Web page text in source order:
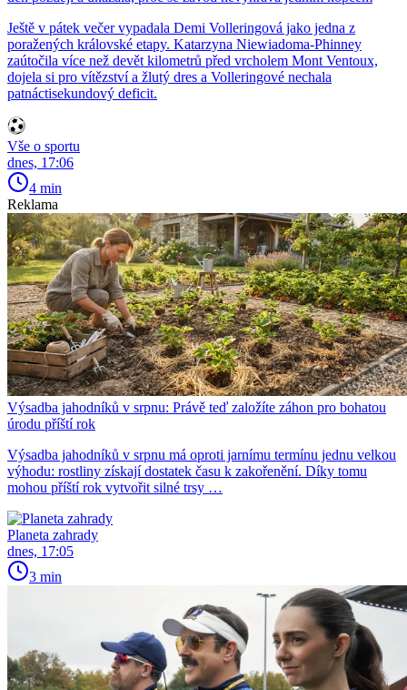
Ještě v pátek večer vypadala Demi Volleringová jako jedna z
poražených královské etapy. Katarzyna Niewiadoma-Phinney
zaútočila více než devět kilometrů před vrcholem Mont Ventoux,
dojela si pro vítězství a žlutý dres a Volleringové nechala
patnáctisekundový deficit.
Vše o sportu
dnes, 17:06
4 min
Reklama
Výsadba jahodníků v srpnu: Právě teď založíte záhon pro bohatou
úrodu příští rok
Výsadba jahodníků v srpnu má oproti jarnímu termínu jednu velkou
výhodu: rostliny získají dostatek času k zakořenění. Díky tomu
mohou příští rok vytvořit silné trsy …
Planeta zahrady
dnes, 17:05
3 min